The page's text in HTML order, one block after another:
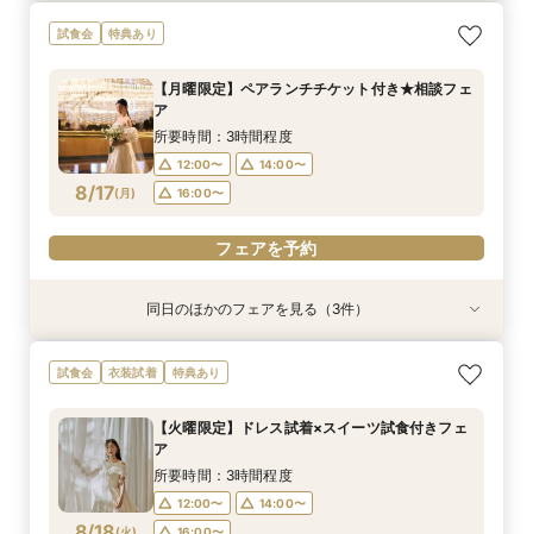
8/16(日)
【シェラトンでプロポーズやお顔合せしたお2人
へ】限定特典付♪
フェアを予約
8/16(日)
【和婚専用×世界ブランドホテルで叶う憧れ花
嫁】ホテル内神殿or伊勢山皇大神宮から選べる和
所要時間：3時間程度
フェアを予約
8/16(日)
【初見学にオススメ*ペアランチチケット付
き！】口コミ9年連続受賞◎おもてなしシェラト
スイーツ試食会
所要時間：3時間程度
フェアを予約
8/16(日)
【少人数婚のお2人】スペシャリテ試食×感動の
ホテル挙式体験
フェアを予約
8/16(日)
【フォト専用】横浜スタジアムや横浜FCピッチ
等充実プラン相談
15:00〜
フェアを予約
試食会 特典あり
8/17(月)
【月曜限定】ペアランチチケット付き★相談フェ
ア
所要時間：3時間程度
12:00〜
14:00〜
16:00〜
フェアを予約
特典あり
8/17(月
【和婚希望のお2人へ】出雲の神様祀る神殿見学
＆和装体験
16:00〜
フェアを予約
特典あり
8/17(月
【マタニティ＆ファミリー婚限定】挙式前後の2
泊宿泊特典付き
16:00〜
フェアを予約
特典あり
8/17(月
【6名～40名＊少人数婚】少人数専用プラン×な
んでも相談フェア
16:00〜
フェアを予約
同日のほかのフェアを見る（3件）
試食会 衣装試着 特典あり
【火曜限定】ドレス試着×スイーツ試食付きフェ
ア
所要時間：3時間程度
12:00〜
14:00〜